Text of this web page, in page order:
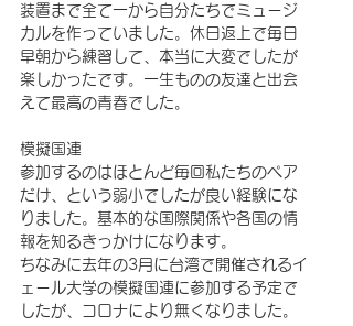
装置まで全て一から自分たちでミュージ
カルを作っていました。休日返上で毎日
早朝から練習して、本当に大変でしたが
楽しかったです。一生ものの友達と出会
えて最高の青春でした。
模擬国連
参加するのはほとんど毎回私たちのペア
だけ、という弱小でしたが良い経験にな
りました。基本的な国際関係や各国の情
報を知るきっかけになります。
ちなみに去年の3月に台湾で開催されるイ
ェール大学の模擬国連に参加する予定で
したが、コロナにより無くなりました。